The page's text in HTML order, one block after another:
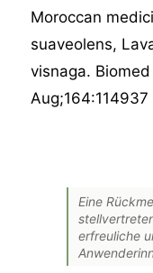
Moroccan
suaveolens,
visnaga.
Aug;164:114937
Eine
erfreuliche